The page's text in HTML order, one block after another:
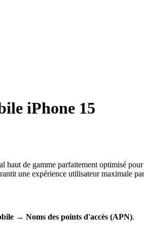
iPhone 15
haut de gamme parfaitement optimisé
une expérience utilisateur maximale
→ Noms des points d'accès (APN).